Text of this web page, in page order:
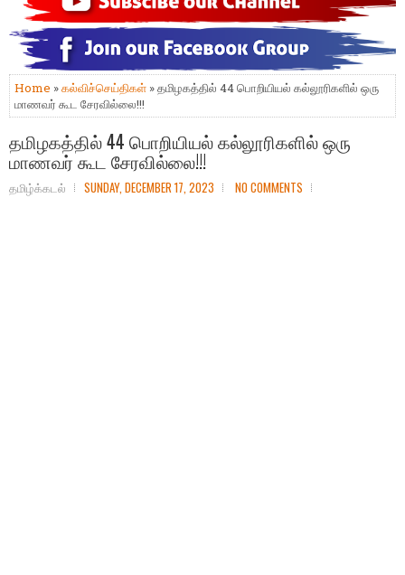
Home »கல்விச்செய்திகள் » தமிழகத்தில் 44 பொறியியல் கல்லூரிகளில் ஒரு
மாணவர் கூட சேரவில்லை!!!
தமிழகத்தில் 44 பொறியியல் கல்லூரிகளில் ஒரு
மாணவர் கூட சேரவில்லை!!!
தமிழ்க்கடல் SUNDAY, DECEMBER 17, 2023 NO COMMENTS